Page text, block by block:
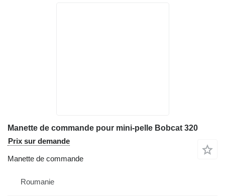
Manette de commande pour mini-pelle Bobcat 320
Prix sur demande
Manette de commande
Roumanie